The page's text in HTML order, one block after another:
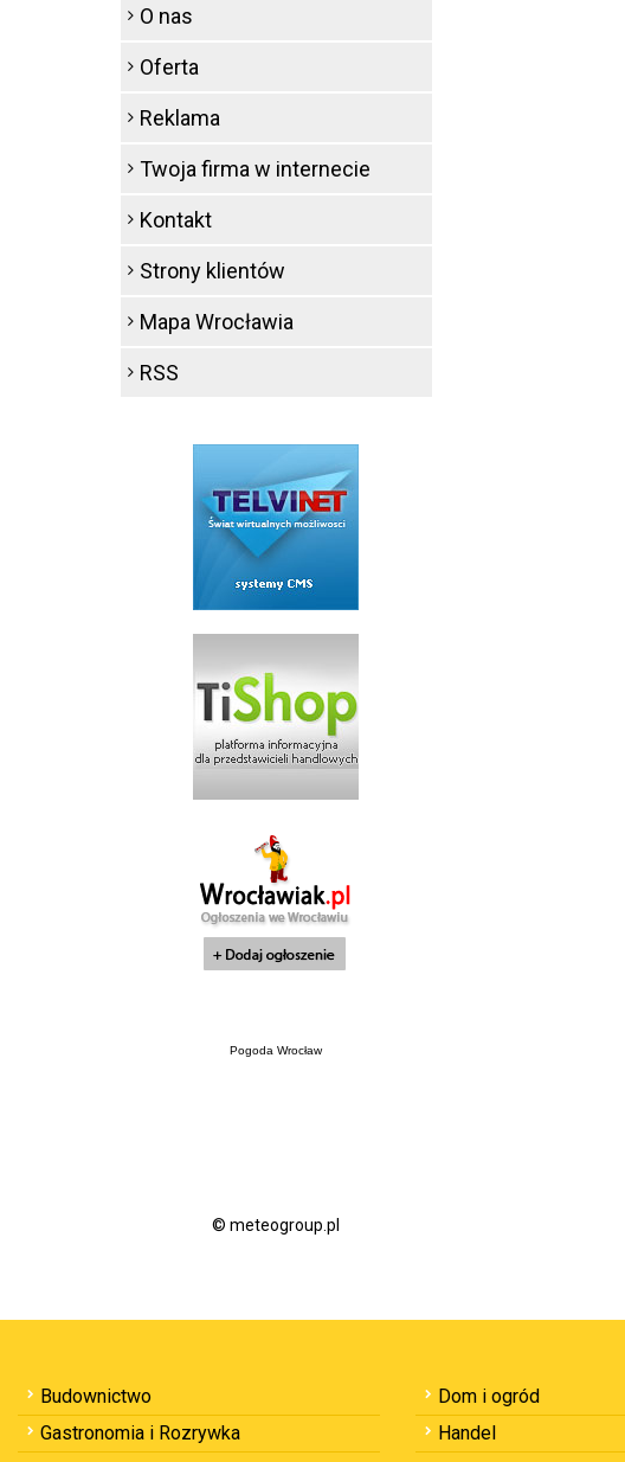
O nas
Oferta
Reklama
Twoja firma w internecie
Kontakt
Strony klientów
Mapa Wrocławia
RSS
Pogoda Wrocław
© meteogroup.pl
Budownictwo Dom i ogród
Gastronomia i Rozrywka
Handel